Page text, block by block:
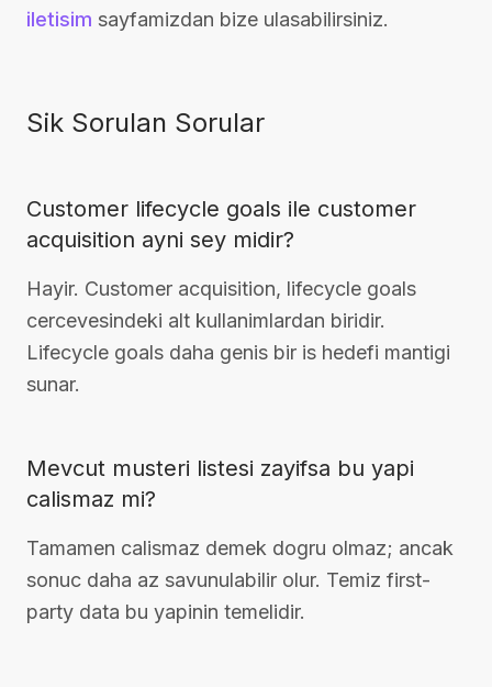
iletisim sayfamizdan bize ulasabilirsiniz.
Sik Sorulan Sorular
Customer lifecycle goals ile customer
acquisition ayni sey midir?
Hayir. Customer acquisition, lifecycle goals
cercevesindeki alt kullanimlardan biridir.
Lifecycle goals daha genis bir is hedefi mantigi
sunar.
Mevcut musteri listesi zayifsa bu yapi
calismaz mi?
Tamamen calismaz demek dogru olmaz; ancak
sonuc daha az savunulabilir olur. Temiz first-
party data bu yapinin temelidir.